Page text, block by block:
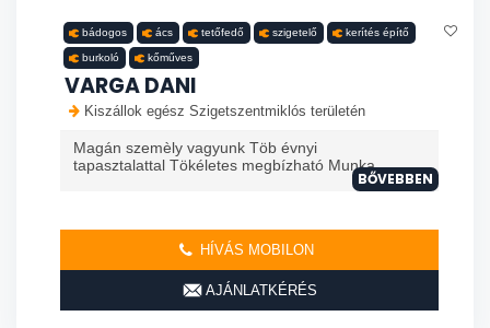
bádogos ács tetőfedő szigetelő kerítés építő
burkoló kőműves
VARGA DANI
Kiszállok egész Szigetszentmiklós területén
Magán szemèly vagyunk Töb évnyi
tapasztalattal Tökéletes megbízható Munka
BŐVEBBEN
HÍVÁS MOBILON
AJÁNLATKÉRÉS